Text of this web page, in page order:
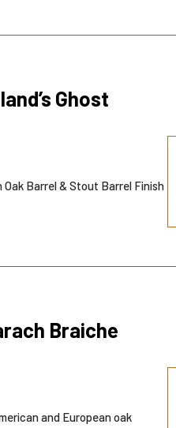
Ghost
Oak Barrel & Stout Barrel Finish
Braiche
and European oak